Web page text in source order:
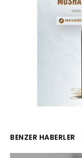
BENZER HABERLER